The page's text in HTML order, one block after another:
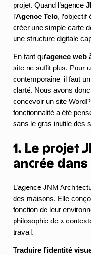
projet. Quand l’agence
l’Agence Telo, l’objectif
créer une simple carte
une structure digitale
En tant qu’agence web
site ne suffit plus. Pour
contemporaine, il faut
clarté. Nous avons
concevoir un site
fonctionnalité a été
sans le gras inutile des
1. Le projet
ancrée
L’agence JNM
des maisons. Elle
fonction de leur
philosophie de «
travail.
Traduire l’identité